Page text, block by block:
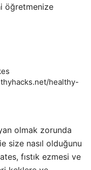
öğretmenize
healthy-
olmak zorunda
size nasıl olduğunu
fıstık ezmesi ve